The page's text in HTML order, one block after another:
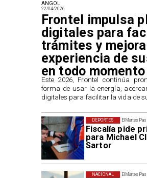
El Martes
Fiscalía pide
para Michael
Sartor
DEPORTES
El Martes
NACIONAL
ANGOL
22/04/2026
Frontel impulsa
digitales para
trámites y
experiencia de
en todo momento
​Este 2026, Frontel continúa
forma de usar la energía,
digitales para facilitar la vida de